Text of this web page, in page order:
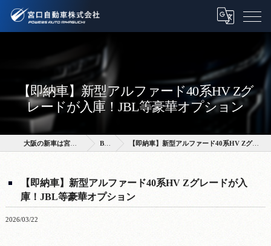
【即納車】新型アルファード40系HV Zグ
レードが入庫！JBL等豪華オプション
大阪の新車は宮口自動車株式会社 BLOG 【即納車】新型アルファード40系HV Zグレードが入庫！JBL等豪華オプション
【即納車】新型アルファード40系HV Zグレードが入
庫！JBL等豪華オプション
2026/03/22